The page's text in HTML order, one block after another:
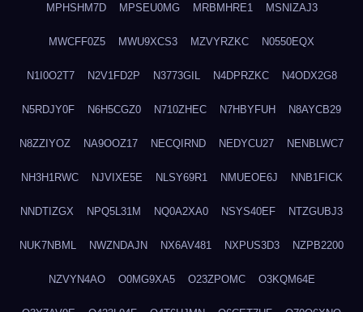
MPHSHM7D MPSEU0MG MRBMHRE1 MSNIZAJ3
MWCFF0Z5 MWU9XCS3 MZVYRZKC N0550EQX
N1I0O2T7 N2V1FD2P N3773GIL N4DPRZKC N4ODX2G8
N5RDJY0F N6H5CGZ0 N710ZHEC N7HBYFUH N8AYCB29
N8ZZIYOZ NA9OOZ17 NECQIRND NEDYCU27 NENBLWC7
NH3H1RWC NJVIXE5E NLSY69R1 NMUEOE6J NNB1FICK
NNDTIZGX NPQ5L31M NQ0A2XA0 NSYS40EF NTZGUBJ3
NUK7NBML NWZNDAJN NX6AV481 NXPUS3D3 NZPB2200
NZVYN4AO O0MG9XA5 O23ZPOMC O3KQM64E